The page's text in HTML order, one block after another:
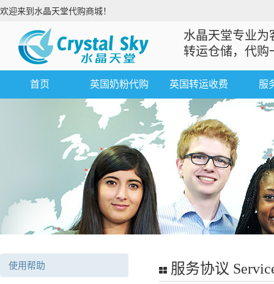
欢迎来到水晶天堂代购商城！
水晶天堂专业为
转运仓储，代购
首页 英国奶粉代购 英国转运收费 服
使用帮助 服务协议